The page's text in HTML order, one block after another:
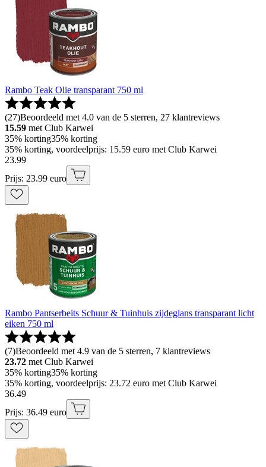
Rambo Teak Olie transparant 750 ml
(27)Beoordeeld met 4.0 van de 5 sterren, 27 klantreviews
15.59 met Club Karwei
35% korting35% korting
35% korting, voordeelprijs: 15.59 euro met Club Karwei
23.99
Prijs: 23.99 euro
Rambo Pantserbeits Schuur & Tuinhuis zijdeglans transparant licht
eiken 750 ml
(7)Beoordeeld met 4.9 van de 5 sterren, 7 klantreviews
23.72 met Club Karwei
35% korting35% korting
35% korting, voordeelprijs: 23.72 euro met Club Karwei
36.49
Prijs: 36.49 euro